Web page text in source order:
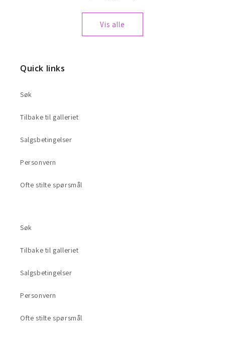
Vis alle
Quick links
Søk
Tilbake til galleriet
Salgsbetingelser
Personvern
Ofte stilte spørsmål
Søk
Tilbake til galleriet
Salgsbetingelser
Personvern
Ofte stilte spørsmål